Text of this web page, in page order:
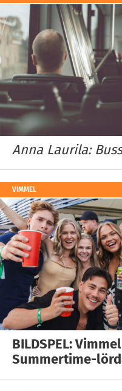
Anna Laurila:
VIMMEL
BILDSPEL:
Summertime-